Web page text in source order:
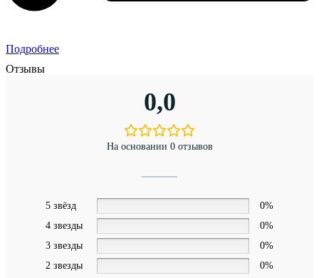
Подробнее
Отзывы
0,0
На основании 0 отзывов
5 звёзд
0%
4 звезды
0%
3 звезды
0%
2 звезды
0%